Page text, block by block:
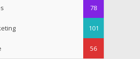
78
101
56